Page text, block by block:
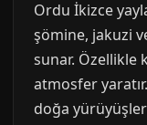
Ordu İkizce
şömine, jakuzi
sunar. Özellikle
atmosfer
doğa